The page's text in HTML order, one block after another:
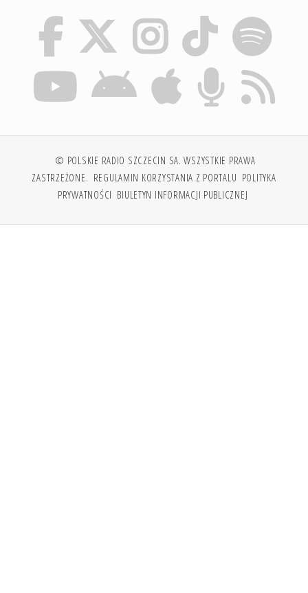
© POLSKIE RADIO SZCZECIN SA. WSZYSTKIE PRAWA
ZASTRZEŻONE. REGULAMIN KORZYSTANIA Z PORTALU POLITYKA
PRYWATNOŚCI BIULETYN INFORMACJI PUBLICZNEJ